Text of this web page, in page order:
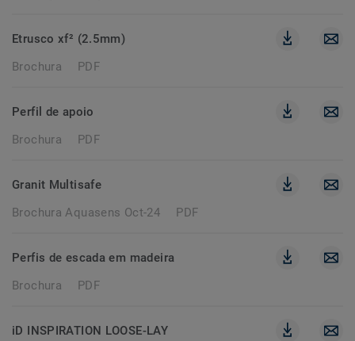
Etrusco xf² (2.5mm)
Brochura
PDF
Perfil de apoio
Brochura
PDF
Granit Multisafe
Brochura Aquasens Oct-24
PDF
Perfis de escada em madeira
Brochura
PDF
iD INSPIRATION LOOSE-LAY